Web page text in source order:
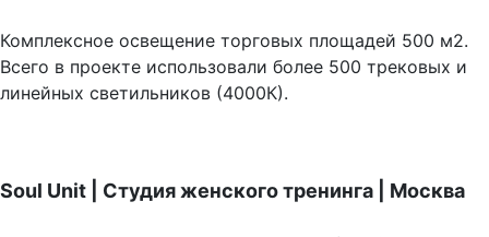
Комплексное освещение торговых площадей 500 м2.
Всего в проекте использовали более 500 трековых и
линейных светильников (4000К).
Soul Unit Студия женского тренинга | Москва